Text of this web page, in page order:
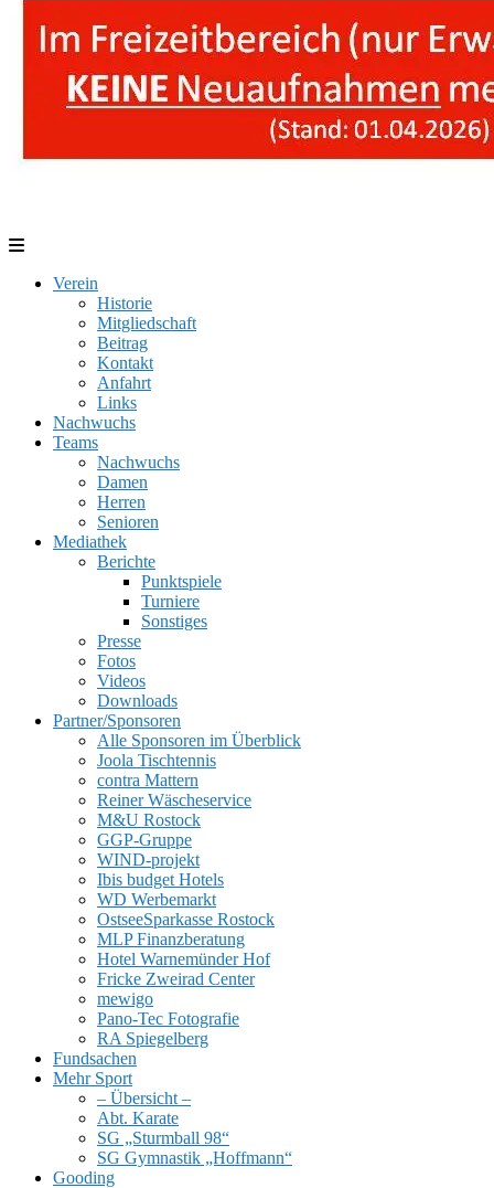
Verein
Historie
Mitgliedschaft
Beitrag
Kontakt
Anfahrt
Links
Nachwuchs
Teams
Nachwuchs
Damen
Herren
Senioren
Mediathek
Berichte
Punktspiele
Turniere
Sonstiges
Presse
Fotos
Videos
Downloads
Partner/Sponsoren
Alle Sponsoren im Überblick
Joola Tischtennis
contra Mattern
Reiner Wäscheservice
M&U Rostock
GGP-Gruppe
WIND-projekt
Ibis budget Hotels
WD Werbemarkt
OstseeSparkasse Rostock
MLP Finanzberatung
Hotel Warnemünder Hof
Fricke Zweirad Center
mewigo
Pano-Tec Fotografie
RA Spiegelberg
Fundsachen
Mehr Sport
– Übersicht –
Abt. Karate
SG „Sturmball 98“
SG Gymnastik „Hoffmann“
Gooding